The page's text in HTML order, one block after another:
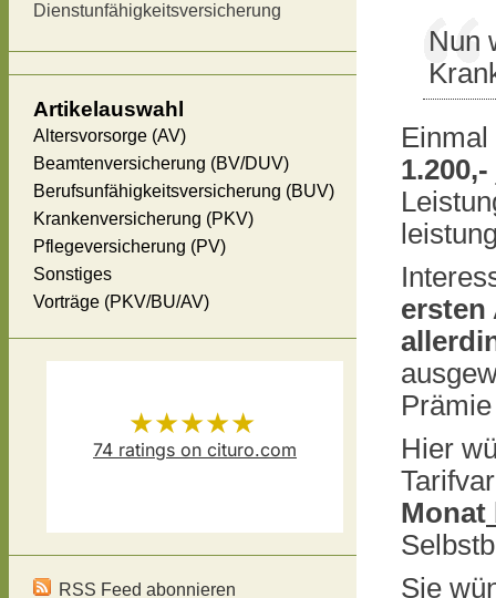
Nun
Einmal
1.200,-
ersten
Hier
Monat
Sie
Dienstunfähigkeitsversicherung
Artikelauswahl
Altersvorsorge (AV)
Beamtenversicherung (BV/DUV)
Berufsunfähigkeitsversicherung (BUV)
Krankenversicherung (PKV)
Pflegeversicherung (PV)
Sonstiges
Vorträge (PKV/BU/AV)
Schösserhas
★★★★★
74 ratings on cituro.com
RSS Feed abonnieren